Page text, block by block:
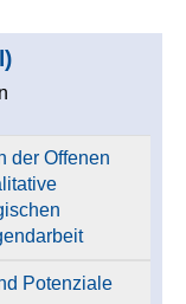
der Offenen
Potenziale